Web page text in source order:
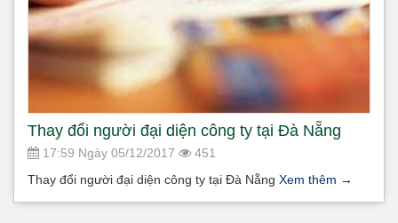
Thay đổi người đại diện công ty tại Đà Nẵng
17:59 Ngày 05/12/2017
451
Thay đổi người đại diện công ty tại Đà Nẵng Xem thêm →